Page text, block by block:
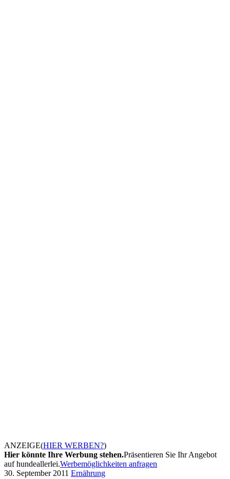
ANZEIGE(HIER WERBEN?)
Hier könnte Ihre Werbung stehen.Präsentieren Sie Ihr Angebot
auf hundeallerlei.Werbemöglichkeiten anfragen
30. September 2011 Ernährung